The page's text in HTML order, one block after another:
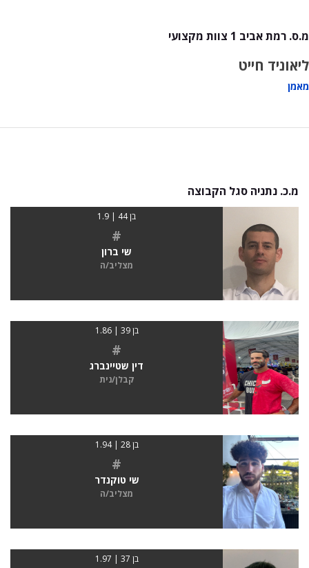
מ.ס. רמת אביב 1 צוות מקצועי
ליאוניד חייט
מאמן
מ.כ. נתניה סגל הקבוצה
בן 44 | 1.9
#
שי ברון
מצליב/ה
בן 39 | 1.86
#
דין שטיינברג
קבלן/נית
בן 28 | 1.94
#
שי טוקנדר
מצליב/ה
בן 37 | 1.97